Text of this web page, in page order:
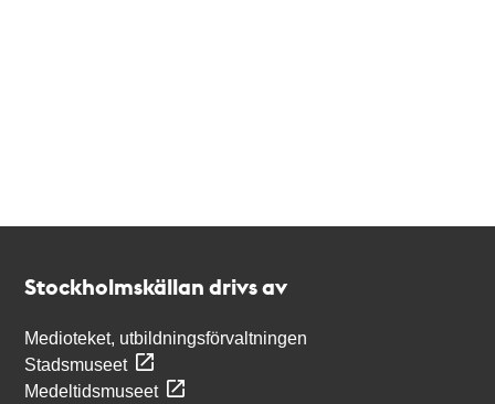
Stockholmskällan drivs av
Medioteket, utbildningsförvaltningen
Stadsmuseet
Medeltidsmuseet